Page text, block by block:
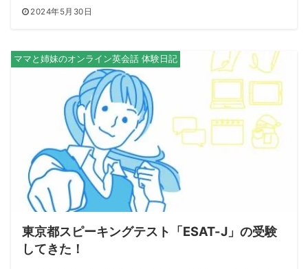
2024年5月30日
ママと姉妹のオンライン英会話 体験日記
東京都スピーキングテスト「ESAT-J」の受験
してきた！